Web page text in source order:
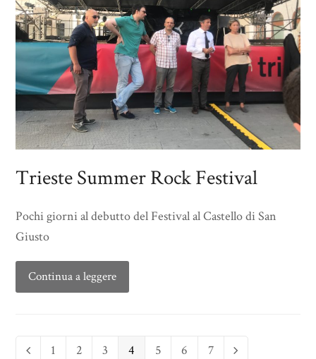
Trieste Summer Rock Festival
Pochi giorni al debutto del Festival al Castello di San
Giusto
Continua a leggere
Previous
Page
1 Page
2 Page
3 Page
4 Page
5 Page
6 Page
7 Next